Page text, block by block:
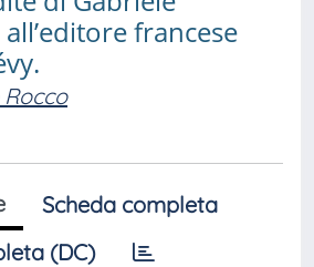
francese
Rocco
Scheda completa
(DC)